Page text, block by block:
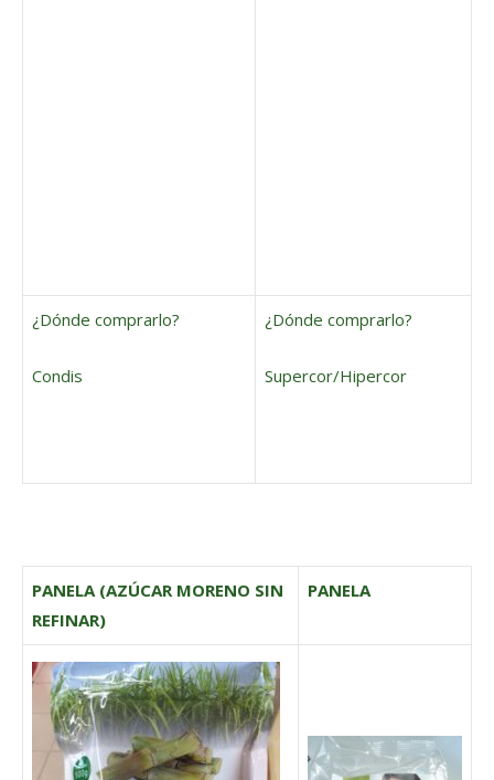
¿Dónde comprarlo?
Condis
¿Dónde comprarlo?
Supercor/Hipercor
PANELA (AZÚCAR MORENO SIN
REFINAR)
PANELA